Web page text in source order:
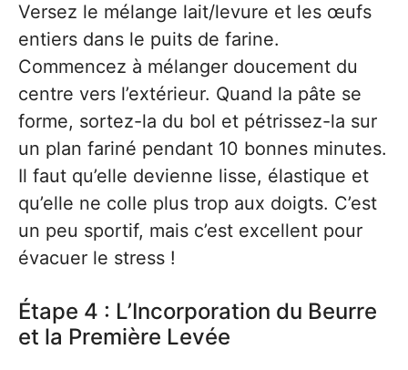
Versez le mélange lait/levure et les œufs
entiers dans le puits de farine.
Commencez à mélanger doucement du
centre vers l’extérieur. Quand la pâte se
forme, sortez-la du bol et pétrissez-la sur
un plan fariné pendant 10 bonnes minutes.
Il faut qu’elle devienne lisse, élastique et
qu’elle ne colle plus trop aux doigts. C’est
un peu sportif, mais c’est excellent pour
évacuer le stress !
Étape 4 : L’Incorporation du Beurre
et la Première Levée